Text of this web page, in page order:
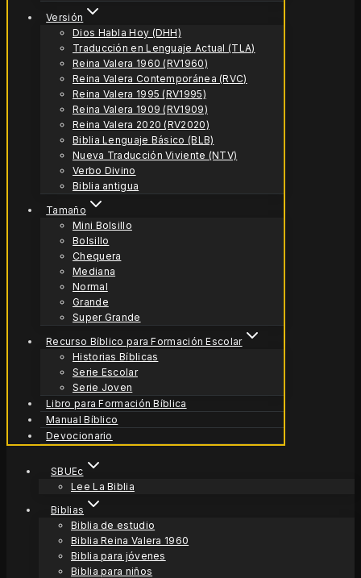
Versión
Dios Habla Hoy (DHH)
Traducción en Lenguaje Actual (TLA)
Reina Valera 1960 (RV1960)
Reina Valera Contemporánea (RVC)
Reina Valera 1995 (RV1995)
Reina Valera 1909 (RV1909)
Reina Valera 2020 (RV2020)
Biblia Lenguaje Básico (BLB)
Nueva Traducción Viviente (NTV)
Verbo Divino
Biblia antigua
Tamaño
Mini Bolsillo
Bolsillo
Chequera
Mediana
Normal
Grande
Super Grande
Recurso Bíblico para Formación Escolar
Historias Bíblicas
Serie Escolar
Serie Joven
Libro para Formación Bíblica
Manual Bíblico
Devocionario
SBUEc
Lee La Biblia
Biblias
Biblia de estudio
Biblia Reina Valera 1960
Biblia para jóvenes
Biblia para niños